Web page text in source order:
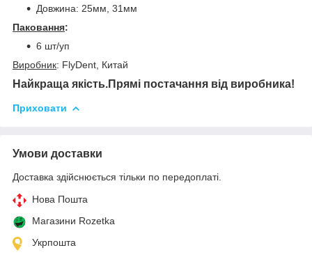
Довжина: 25мм, 31мм
Паковання:
6 шт/уп
Виробник: FlyDent, Китай
Найкраща якість.Прямі постачання від виробника!
Приховати
Умови доставки
Доставка здійснюється тільки по передоплаті.
Нова Пошта
Магазини Rozetka
Укрпошта